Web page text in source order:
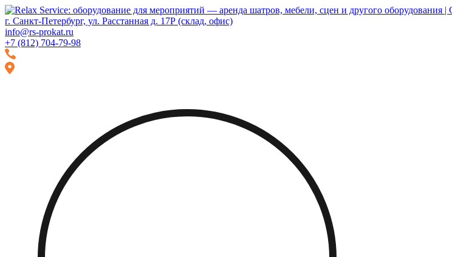
Перейти
к
навигации
Перейти
к
содержимому
г. Санкт-Петербург, ул. Расстанная д. 17Р (склад, офис)
info@rs-prokat.ru
+7 (812) 704-79-98